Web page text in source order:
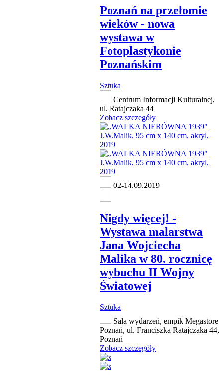
Poznań na przełomie
wieków - nowa
wystawa w
Fotoplastykonie
Poznańskim
Sztuka
Centrum Informacji Kulturalnej,
ul. Ratajczaka 44
Zobacz szczegóły
02-14.09.2019
Nigdy więcej! -
Wystawa malarstwa
Jana Wojciecha
Malika w 80. rocznicę
wybuchu II Wojny
Światowej
Sztuka
Sala wydarzeń, empik Megastore
Poznań, ul. Franciszka Ratajczaka 44,
Poznań
Zobacz szczegóły